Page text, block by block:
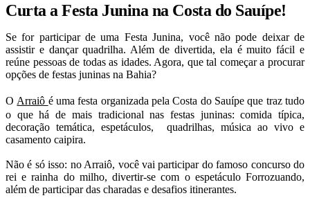
Curta a Festa Junina na Costa do Sauípe!
Se for participar de uma Festa Junina, você não pode deixar de
assistir e dançar quadrilha. Além de divertida, ela é muito fácil e
reúne pessoas de todas as idades. Agora, que tal começar a procurar
opções de festas juninas na Bahia?
O Arraiô é uma festa organizada pela Costa do Sauípe que traz tudo
o que há de mais tradicional nas festas juninas: comida típica,
decoração temática, espetáculos, quadrilhas, música ao vivo e
casamento caipira.
Não é só isso: no Arraiô, você vai participar do famoso concurso do
rei e rainha do milho, divertir-se com o espetáculo Forrozuando,
além de participar das charadas e desafios itinerantes.